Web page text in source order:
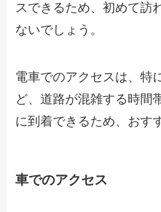
スできるため、初めて訪
ないでしょう。
電車でのアクセスは、特
ど、道路が混雑する時間
に到着できるため、おす
車でのアクセス